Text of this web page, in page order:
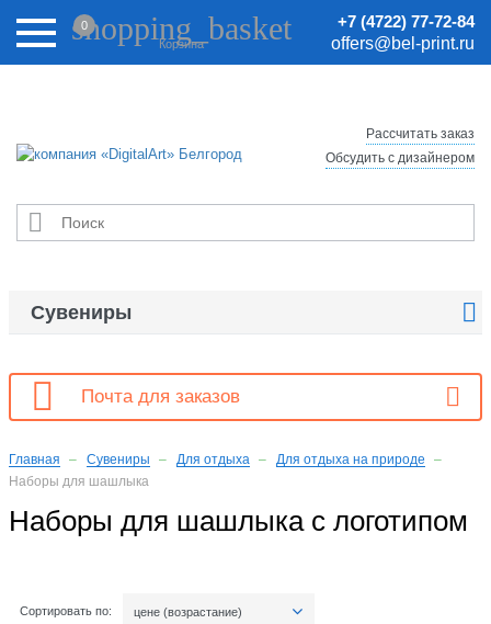
Внимание! Цены на сайте могут быть неактуальными.
Актуальные цены уточняйте у менеджеров.
+7 (4722) 77-72-84
offers@bel-print.ru
shopping_basket
Корзина
0

Рассчитать заказ
Обсудить с дизайнером
Сувениры 
 Почта для заказов
Главная Сувениры Для отдыха
Для отдыха на природе
Наборы для шашлыка
Наборы для шашлыка с логотипом
Сортировать по: цене (возрастание)